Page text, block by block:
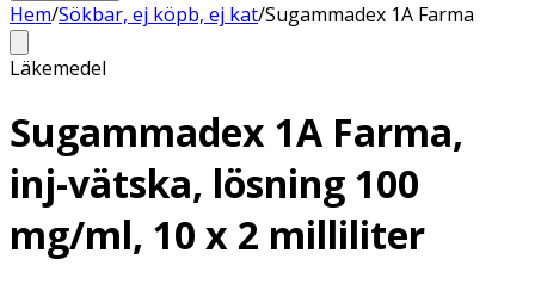
Hem/Sökbar, ej köpb, ej kat/Sugammadex 1A Farma
Läkemedel
Sugammadex 1A Farma,
inj-vätska, lösning 100
mg/ml, 10 x 2 milliliter